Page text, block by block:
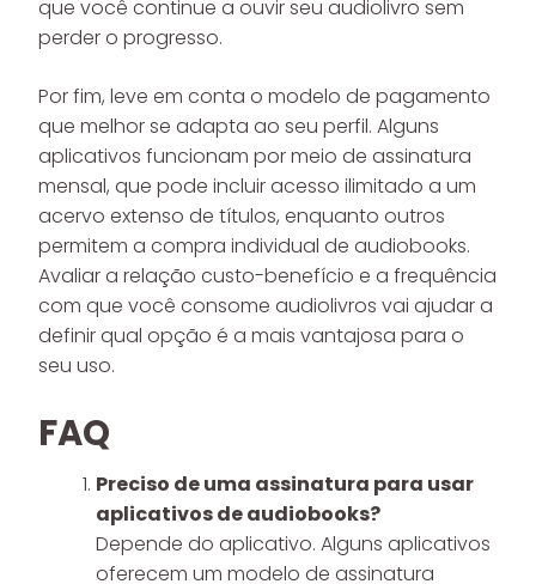
que você continue a ouvir seu audiolivro sem
perder o progresso.
Por fim, leve em conta o modelo de pagamento
que melhor se adapta ao seu perfil. Alguns
aplicativos funcionam por meio de assinatura
mensal, que pode incluir acesso ilimitado a um
acervo extenso de títulos, enquanto outros
permitem a compra individual de audiobooks.
Avaliar a relação custo-benefício e a frequência
com que você consome audiolivros vai ajudar a
definir qual opção é a mais vantajosa para o
seu uso.
FAQ
Preciso de uma assinatura para usar
aplicativos de audiobooks?
Depende do aplicativo. Alguns aplicativos
oferecem um modelo de assinatura